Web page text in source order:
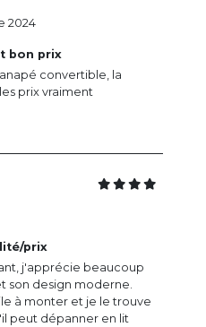
bon prix
convertible, la
prix vraiment
2024
prix
j'apprécie beaucoup
son design moderne.
à monter et je le trouve
peut dépanner en lit